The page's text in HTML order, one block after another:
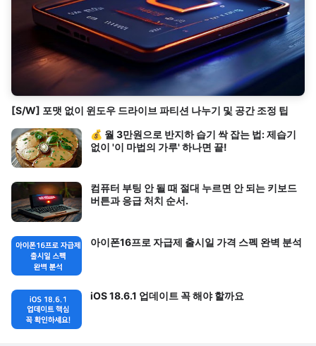
[S/W] 포맷 없이 윈도우 드라이브 파티션 나누기 및 공간 조정 팁
💰 월 3만원으로 반지하 습기 싹 잡는 법: 제습기
없이 '이 마법의 가루' 하나면 끝!
컴퓨터 부팅 안 될 때 절대 누르면 안 되는 키보드
버튼과 응급 처치 순서.
아이폰16프로 자급제 출시일 가격 스펙 완벽 분석
iOS 18.6.1 업데이트 꼭 해야 할까요